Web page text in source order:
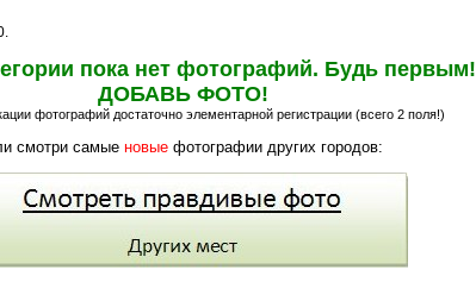
пока нет фотографий. Будь первым!
ДОБАВЬ ФОТО!
фотографий достаточно элементарной регистрации (всего 2 поля!)
смотри самые новыефотографии других городов: